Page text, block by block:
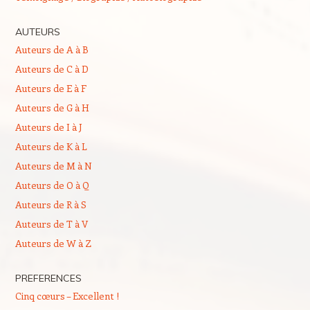
AUTEURS
Auteurs de A à B
Auteurs de C à D
Auteurs de E à F
Auteurs de G à H
Auteurs de I à J
Auteurs de K à L
Auteurs de M à N
Auteurs de O à Q
Auteurs de R à S
Auteurs de T à V
Auteurs de W à Z
PREFERENCES
Cinq cœurs – Excellent !